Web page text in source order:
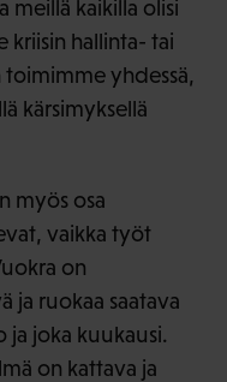
meillä kaikilla olisi
kriisin hallinta- tai
yhdessä,
kärsimyksellä
myös osa
vaikka työt
on
ja ruokaa saatava
ja joka kuukausi.
on kattava ja